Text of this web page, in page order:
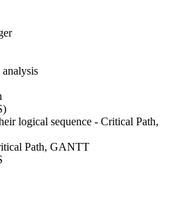
logical sequence - Critical Path,
Path, GANTT